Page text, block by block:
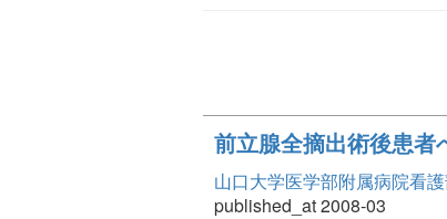
前立腺全摘出術後患者
山口大学医学部附属病院看
published_at 2008-03